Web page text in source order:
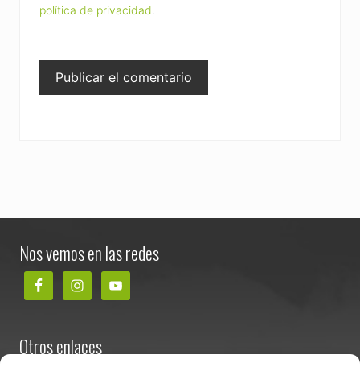
política de privacidad.
Nos vemos en las redes
Otros enlaces